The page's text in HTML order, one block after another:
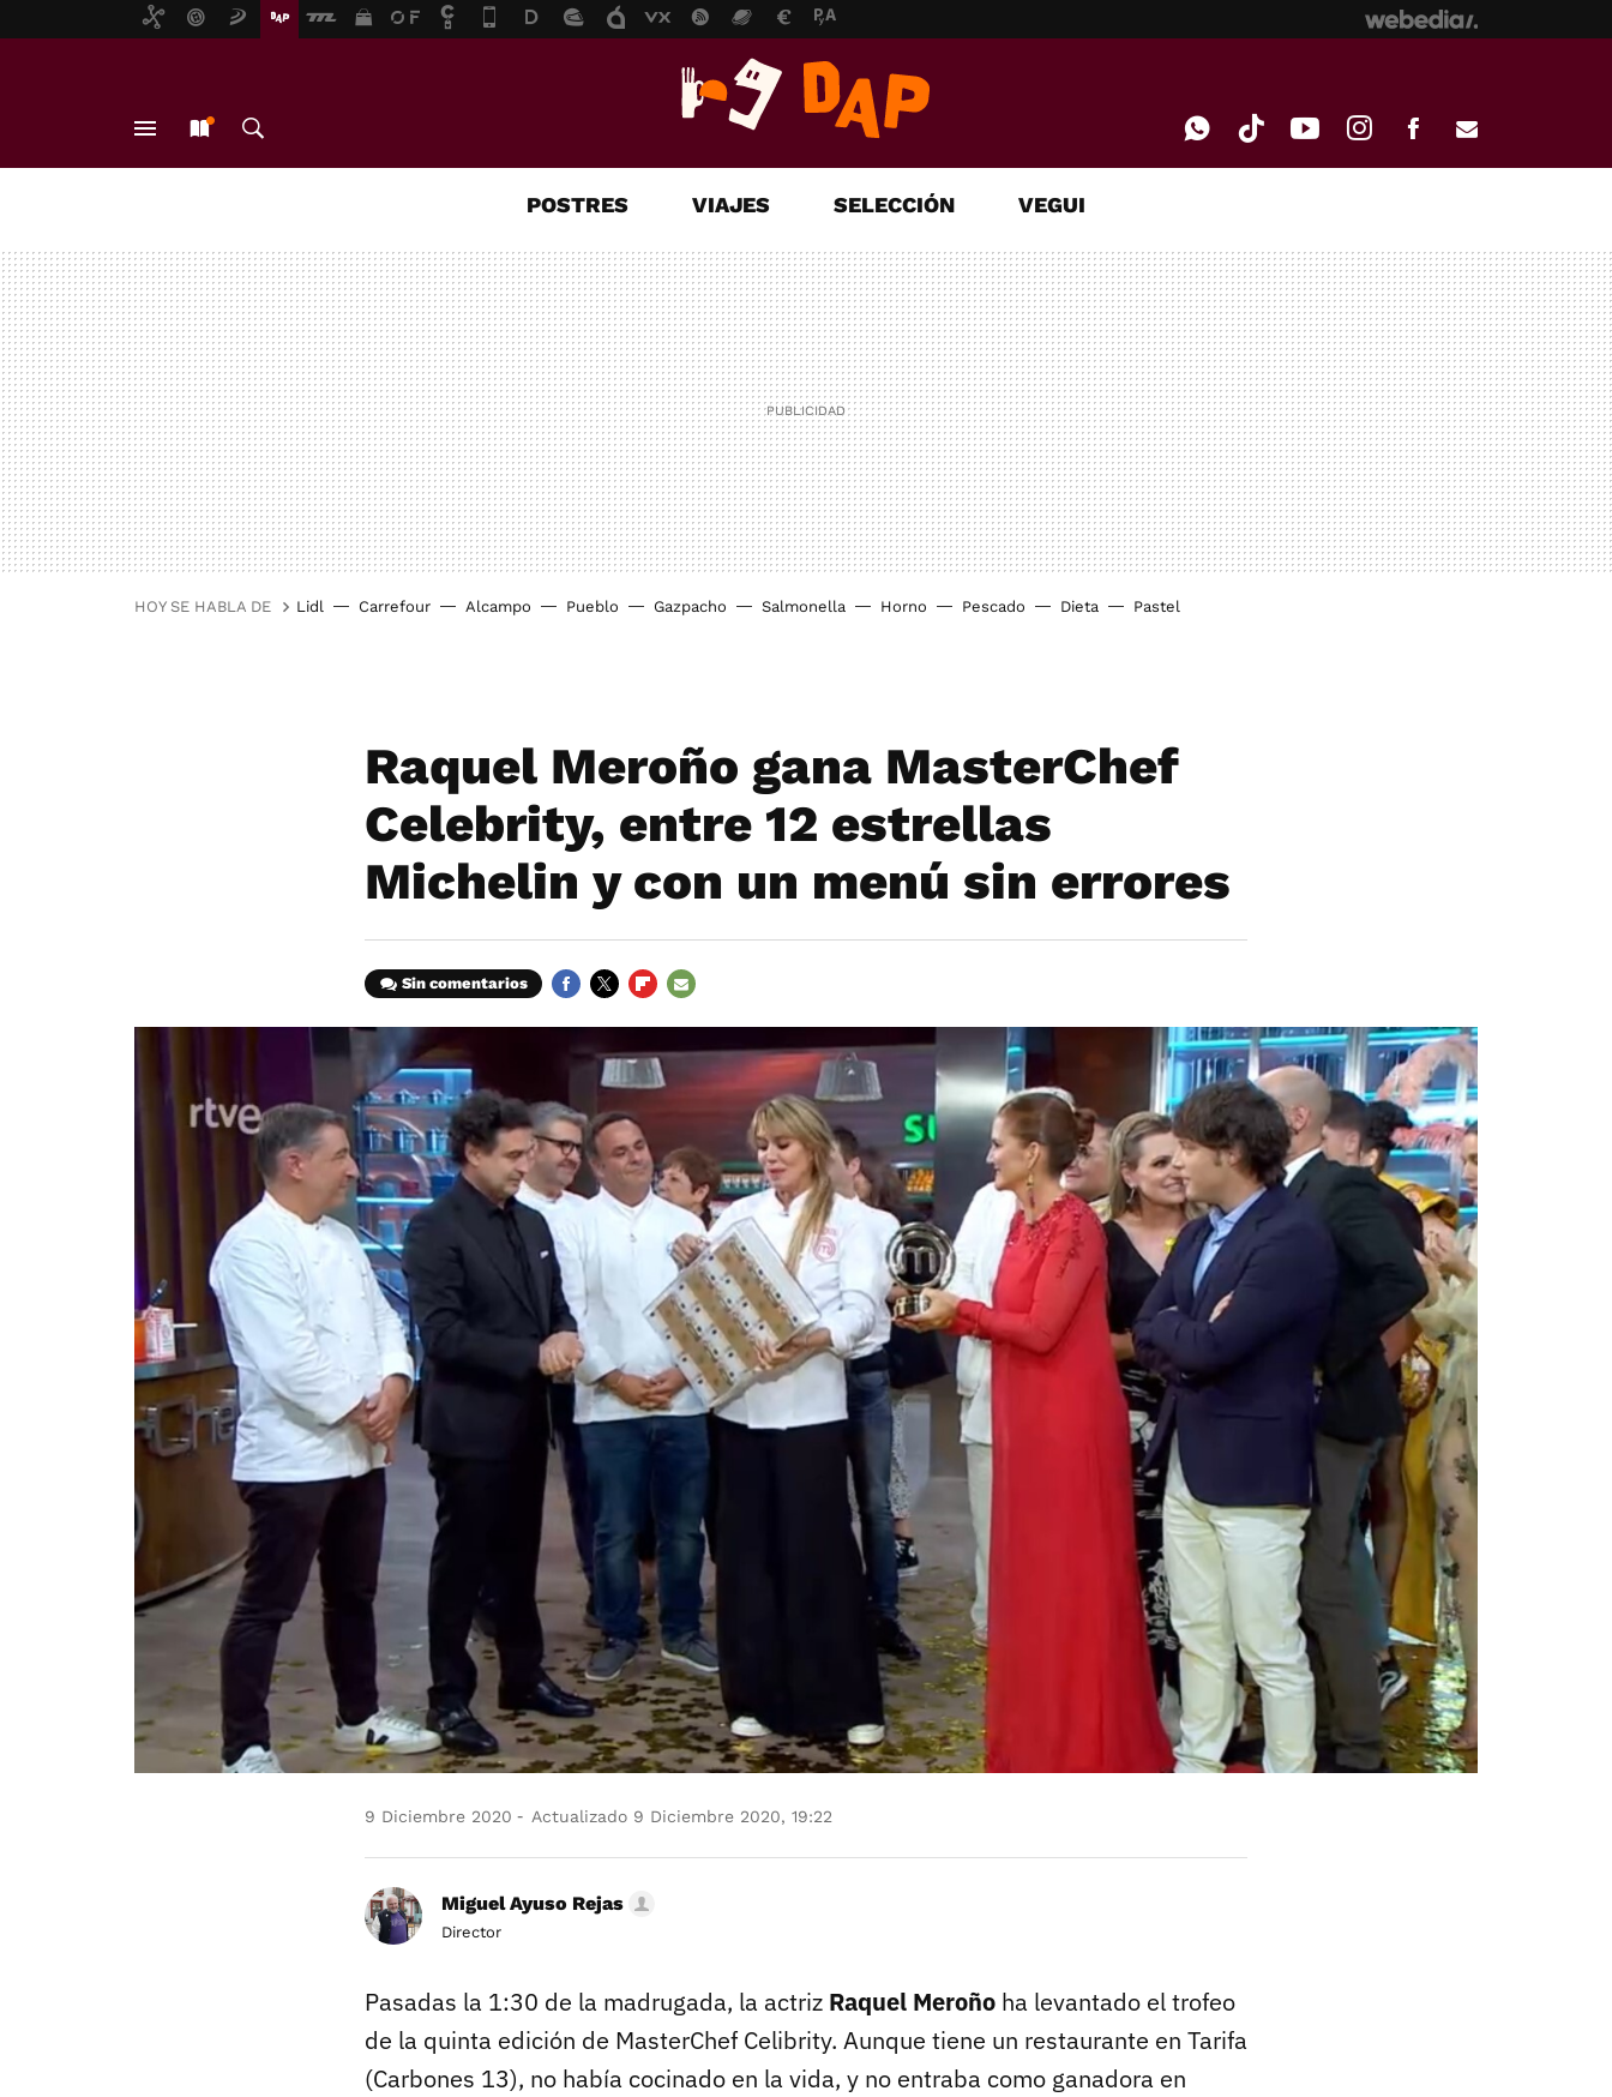
MAIL
POSTRES VIAJES SELECCIÓN VEGUI
HOY SE HABLA DE Lidl Carrefour Alcampo Pueblo Gazpacho Salmonella Horno Pescado Dieta Pastel
Raquel Meroño gana MasterChef
Celebrity, entre 12 estrellas
Michelin y con un menú sin errores
Sin comentarios
9 Diciembre 2020 Actualizado 9 Diciembre 2020, 19:22
Miguel Ayuso Rejas
Director
Pasadas la 1:30 de la madrugada, la actriz Raquel Meroño ha levantado el trofeo
de la quinta edición de MasterChef Celibrity. Aunque tiene un restaurante en Tarifa
(Carbones 13), no había cocinado en la vida, y no entraba como ganadora en